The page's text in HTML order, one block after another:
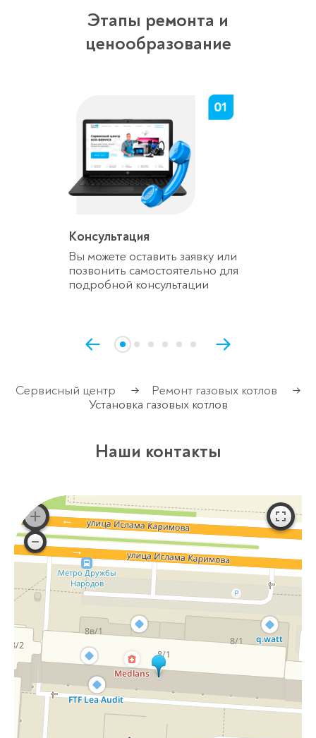
Этапы ремонта и
ценообразование
Консультация
Вы можете оставить заявку или
позвонить самостоятельно для
подробной консультации
Сервисный центр → Ремонт газовых котлов
→
Установка газовых котлов
Наши контакты